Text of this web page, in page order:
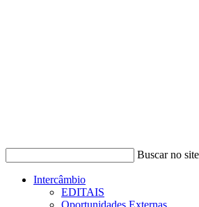
Buscar no site
Intercâmbio
EDITAIS
Oportunidades Externas